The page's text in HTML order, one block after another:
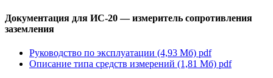
Документация для ИС-20 — измеритель сопротивления
заземления
Руководство по эксплуатации (4,93 Мб) pdf
Описание типа средств измерений (1,81 Мб) pdf